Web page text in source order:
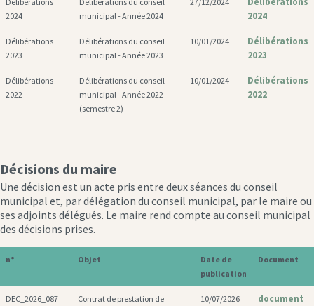
2024
municipal - Année 2024
2024
Délibérations
2023
Délibérations du conseil
municipal - Année 2023
10/01/2024
Délibérations
2023
Délibérations
2022
Délibérations du conseil
municipal - Année 2022
(semestre 2)
10/01/2024
Délibérations
2022
Décisions du maire
Une décision est un acte pris entre deux séances du conseil
municipal et, par délégation du conseil municipal, par le maire ou
ses adjoints délégués. Le maire rend compte au conseil municipal
des décisions prises.
n° Objet
Date de
publication
Document
DEC_2026_087
Contrat de prestation de
10/07/2026 document